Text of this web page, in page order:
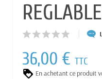
36,00 €TTC
En achetant ce produit